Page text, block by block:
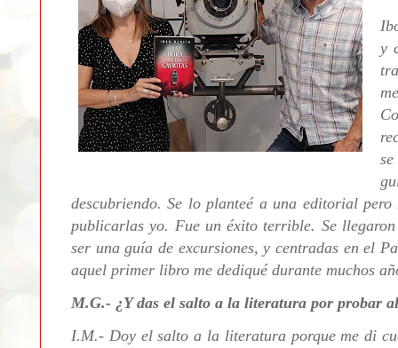
y
descubriendo. Se lo planteé a una editorial
publicarlas yo. Fue un éxito terrible. Se
ser una guía de excursiones, y centradas en el
aquel primer libro me dediqué durante muchos
M.G.- ¿Y das el salto a la literatura por probar
I.M.- Doy el salto a la literatura porque me di